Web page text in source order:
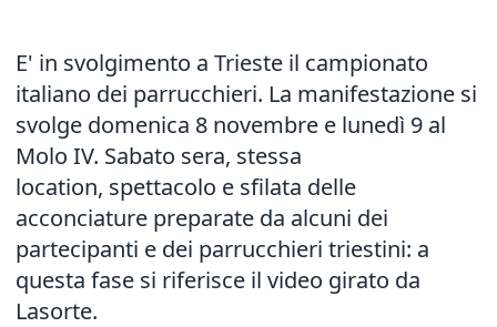
E' in svolgimento a Trieste il campionato
italiano dei parrucchieri. La manifestazione si
svolge domenica 8 novembre e lunedì 9 al
Molo IV. Sabato sera, stessa
location, spettacolo e sfilata delle
acconciature preparate da alcuni dei
partecipanti e dei parrucchieri triestini: a
questa fase si riferisce il video girato da
Lasorte.